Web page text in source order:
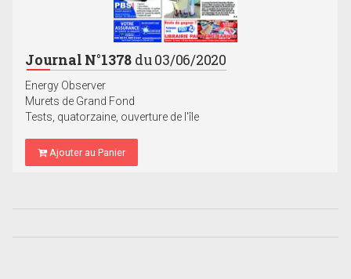
Journal N°1378 du 03/06/2020
Energy Observer
Murets de Grand Fond
Tests, quatorzaine, ouverture de l'île
Ajouter au Panier